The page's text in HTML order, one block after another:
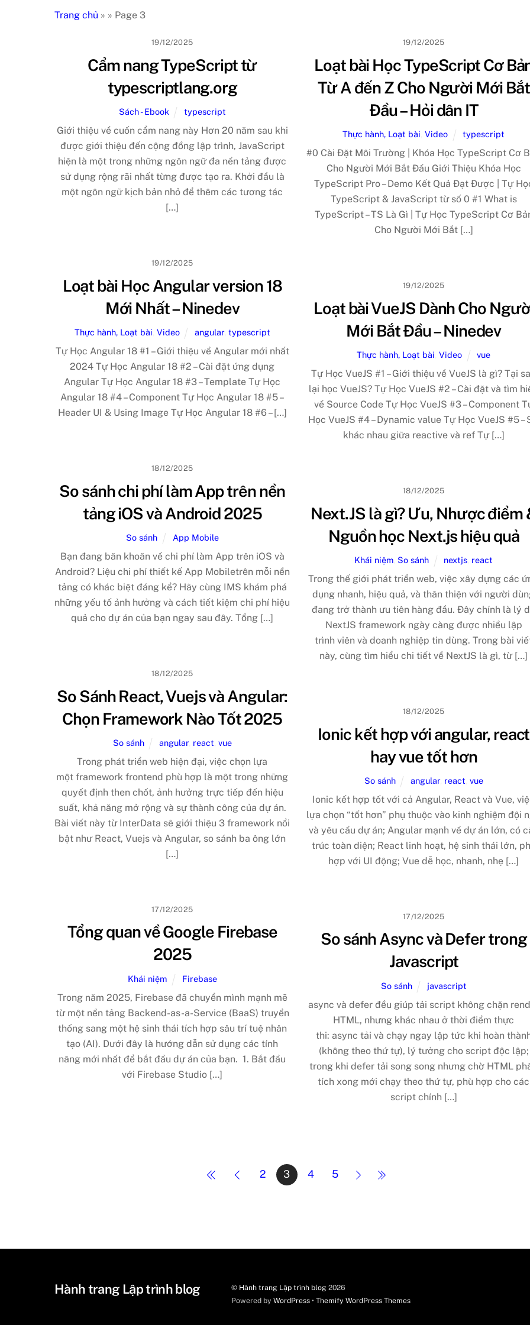
Trang chủ » » Page 3
19/12/2025
Cẩm nang TypeScript từ
typescriptlang.org
Sách - Ebook typescript
Giới thiệu về cuốn cẩm nang này Hơn 20 năm sau khi
được giới thiệu đến cộng đồng lập trình, JavaScript
hiện là một trong những ngôn ngữ đa nền tảng được
sử dụng rộng rãi nhất từng được tạo ra. Khởi đầu là
một ngôn ngữ kịch bản nhỏ để thêm các tương tác
[…]
19/12/2025
Loạt bài Học TypeScript Cơ
Từ A đến Z Cho Người Mới Bắt
Đầu – Hỏi dân IT
Thực hành, Loạt bài ,Video typescript
#0 Cài Đặt Môi Trường | Khóa Học TypeScript Cơ
Cho Người Mới Bắt Đầu Giới Thiệu Khóa Học
TypeScript Pro – Demo Kết Quả Đạt Được | Tự
TypeScript & JavaScript từ số 0 #1 What is
TypeScript – TS Là Gì | Tự Học TypeScript Cơ
Cho Người Mới Bắt […]
19/12/2025
Loạt bài Học Angular version 18
Mới Nhất – Ninedev
Thực hành, Loạt bài Video angular,typescript
Tự Học Angular 18 #1 – Giới thiệu về Angular mới nhất
2024 Tự Học Angular 18 #2 – Cài đặt ứng dụng
Angular Tự Học Angular 18 #3 – Template Tự Học
Angular 18 #4 – Component Tự Học Angular 18 #5 –
Header UI & Using Image Tự Học Angular 18 #6 – […]
19/12/2025
Loạt bài VueJS Dành Cho
Mới Bắt Đầu – Ninedev
Thực hành, Loạt bài ,Video vue
Tự Học VueJS #1 – Giới thiệu về VueJS là gì? Tại
lại học VueJS? Tự Học VueJS #2 – Cài đặt và tìm
về Source Code Tự Học VueJS #3 – Component
Học VueJS #4 – Dynamic value Tự Học VueJS #5 –
khác nhau giữa reactive và ref Tự […]
18/12/2025
So sánh chi phí làm App trên nền
tảng iOS và Android 2025
So sánh App Mobile
Bạn đang băn khoăn về chi phí làm App trên iOS và
Android? Liệu chi phí thiết kế App Mobiletrên mỗi nền
tảng có khác biệt đáng kể? Hãy cùng IMS khám phá
những yếu tố ảnh hưởng và cách tiết kiệm chi phí hiệu
quả cho dự án của bạn ngay sau đây. Tổng […]
18/12/2025
Next.JS là gì? Ưu, Nhược điểm
Nguồn học Next.js hiệu quả
Khái niệm So sánh nextjs react
Trong thế giới phát triển web, việc xây dựng các
dụng nhanh, hiệu quả, và thân thiện với người
đang trở thành ưu tiên hàng đầu. Đây chính là lý
NextJS framework ngày càng được nhiều lập
trình viên và doanh nghiệp tin dùng. Trong bài
này, cùng tìm hiểu chi tiết về NextJS là gì, từ […]
18/12/2025
So Sánh React, Vuejs và Angular:
Chọn Framework Nào Tốt 2025
So sánh angular, react ,vue
Trong phát triển web hiện đại, việc chọn lựa
một framework frontend phù hợp là một trong những
quyết định then chốt, ảnh hưởng trực tiếp đến hiệu
suất, khả năng mở rộng và sự thành công của dự án.
Bài viết này từ InterData sẽ giới thiệu 3 framework nổi
bật như React, Vuejs và Angular, so sánh ba ông lớn
[…]
18/12/2025
Ionic kết hợp với angular, react
hay vue tốt hơn
So sánh angular, react vue
Ionic kết hợp tốt với cả Angular, React và Vue,
lựa chọn “tốt hơn” phụ thuộc vào kinh nghiệm đội
và yêu cầu dự án; Angular mạnh về dự án lớn, có
trúc toàn diện; React linh hoạt, hệ sinh thái lớn,
hợp với UI động; Vue dễ học, nhanh, nhẹ […]
17/12/2025
Tổng quan về Google Firebase
2025
Khái niệm Firebase
Trong năm 2025, Firebase đã chuyển mình mạnh mẽ
từ một nền tảng Backend-as-a-Service (BaaS) truyền
thống sang một hệ sinh thái tích hợp sâu trí tuệ nhân
tạo (AI). Dưới đây là hướng dẫn sử dụng các tính
năng mới nhất để bắt đầu dự án của bạn. 1. Bắt đầu
với Firebase Studio […]
17/12/2025
So sánh Async và Defer trong
Javascript
So sánh javascript
async và defer đều giúp tải script không chặn
HTML, nhưng khác nhau ở thời điểm thực
thi: async tải và chạy ngay lập tức khi hoàn
(không theo thứ tự), lý tưởng cho script độc lập;
trong khi defer tải song song nhưng chờ HTML
tích xong mới chạy theo thứ tự, phù hợp cho các
script chính […]
2 3 4 5
Hành trang Lập trình blog © Hành trang Lập trình blog 2026
Powered byWordPress •Themify WordPress Themes